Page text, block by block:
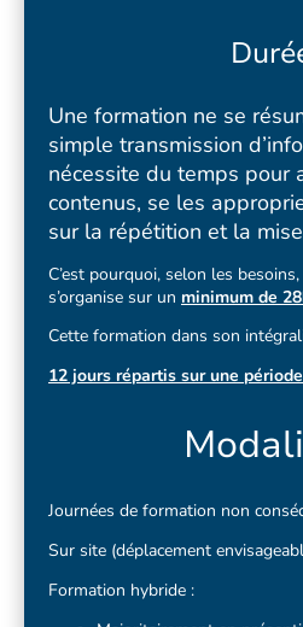
Une formation ne se
simple transmission
nécessite du temps pour
contenus, se les
sur la répétition et la
C’est pourquoi, selon les
s’organise sur un minimum de
Cette formation dans son
12 jours répartis sur une
Journées de formation non
Sur site (déplacement
Formation hybride :